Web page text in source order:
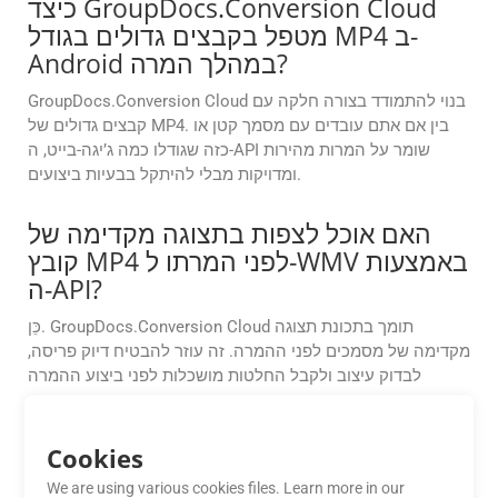
כיצד GroupDocs.Conversion Cloud
מטפל בקבצים גדולים בגודל MP4 ב-
Android במהלך המרה?
GroupDocs.Conversion Cloud בנוי להתמודד בצורה חלקה עם
קבצים גדולים של MP4. בין אם אתם עובדים עם מסמך קטן או
כזה שגודלו כמה ג’יגה-בייט, ה-API שומר על המרות מהירות
ומדויקות מבלי להיתקל בבעיות ביצועים.
האם אוכל לצפות בתצוגה מקדימה של
קובץ MP4 לפני המרתו ל-WMV באמצעות
ה-API?
כֵּן. GroupDocs.Conversion Cloud תומך בתכונת תצוגה
מקדימה של מסמכים לפני ההמרה. זה עוזר להבטיח דיוק פריסה,
לבדוק עיצוב ולקבל החלטות מושכלות לפני ביצוע ההמרה
עד כמה אמינים הביצועים של אפליקציות
GroupDocs.Conversion Cloud Free?
Cookies
We are using various cookies files. Learn more in our